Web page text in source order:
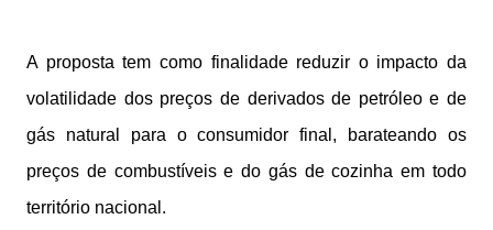
A proposta tem como finalidade reduzir o impacto da
volatilidade dos preços de derivados de petróleo e de
gás natural para o consumidor final, barateando os
preços de combustíveis e do gás de cozinha em todo
território nacional.